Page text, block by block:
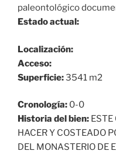
paleontológico
Estado actual:
Localización:
Acceso:
Superficie:3541 m2
Cronología: 0-0
Historia del bien:
HACER Y COSTEADO
DEL MONASTERIO DE